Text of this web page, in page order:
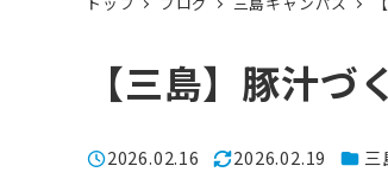
【三島】豚汁づ
投稿日
2026.02.16
更新日
2026.02.19 カテ三